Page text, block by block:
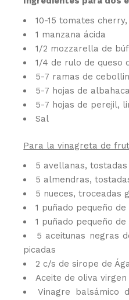
10-15 tomates
1 manzana ácida
1/2 mozzarella de
1/4 de rulo de queso
5-7 ramas de
5-7 hojas de
5-7 hojas de perejil,
Sal
Para la vinagreta de
5 avellanas,
5 almendras,
5 nueces, troceadas
1 puñado pequeño de
1 puñado pequeño de
5 aceitunas negras
picadas
2 c/s de sirope de
Aceite de oliva
Vinagre balsámico